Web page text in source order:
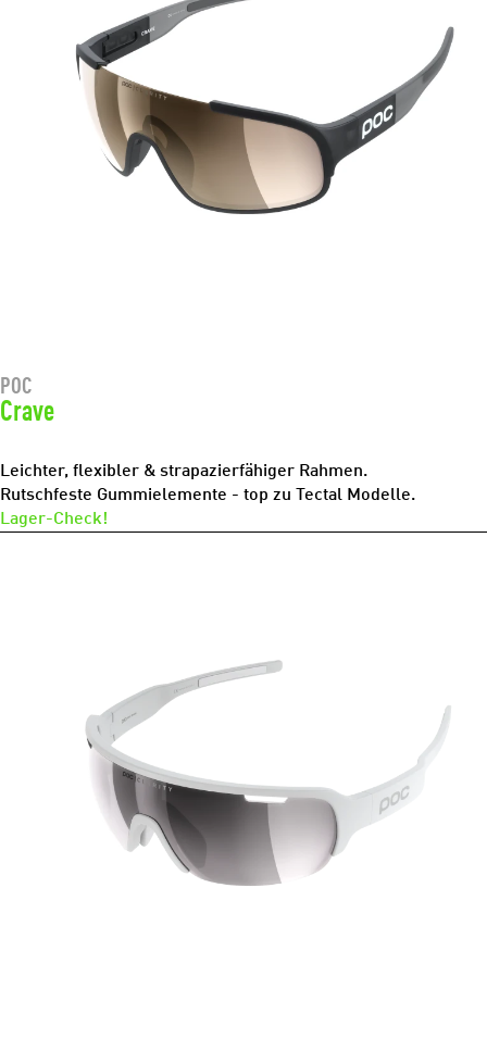
POC
Crave
Leichter, flexibler & strapazierfähiger Rahmen.
Rutschfeste Gummielemente - top zu Tectal Modelle.
Lager-Check!